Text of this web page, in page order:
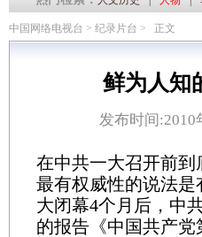
中国网络电视台 > 纪录片台 > 正文
鲜为人知
发布时间:2010
在中共一大召开前
最有权威性的说法是
大闭幕4个月后，中
的报告《中国共产